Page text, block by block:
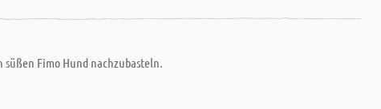
Fimo Hund nachzubasteln.